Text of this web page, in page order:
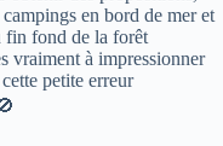
en bord de mer et
fin fond de la forêt
vraiment à impressionner
petite erreur